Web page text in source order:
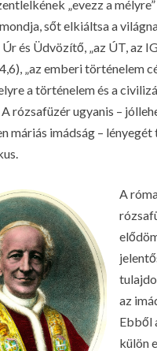
„evezz a
sőt elkiáltsa a
és Üdvözítő, „az ÚT, az
„az emberi történelem
a történelem és a
A rózsafüzér ugyanis –
máriás imádság –
A
az
Ebből
külön